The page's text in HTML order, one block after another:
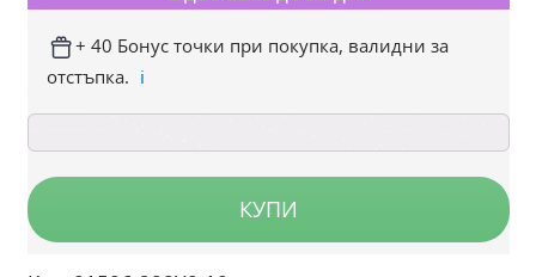
+ 40 Бонус точки при покупка, валидни за
отстъпка. ℹ️
КУПИ